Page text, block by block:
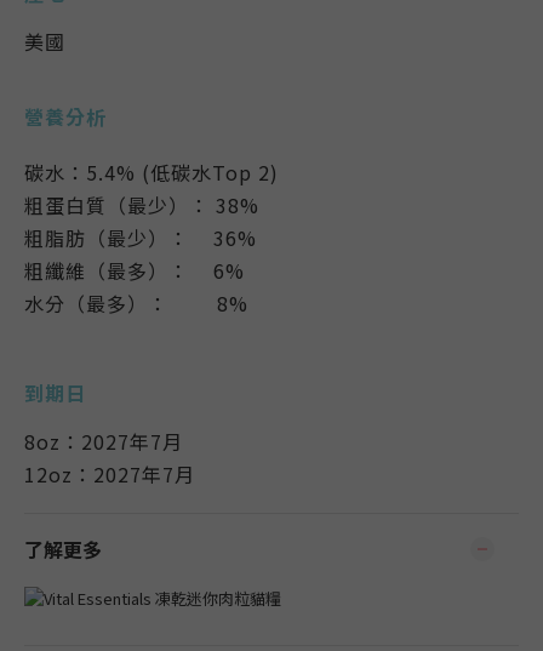
美國
營養分析
碳水 ：5.4% (低碳水Top 2)
粗蛋白質（最少）： 38%
粗脂肪（最少）： 36%
粗纖維（最多）： 6%
水分（最多）： 8%
到期日
8oz：2027年7月
12oz：2027年7月
了解更多